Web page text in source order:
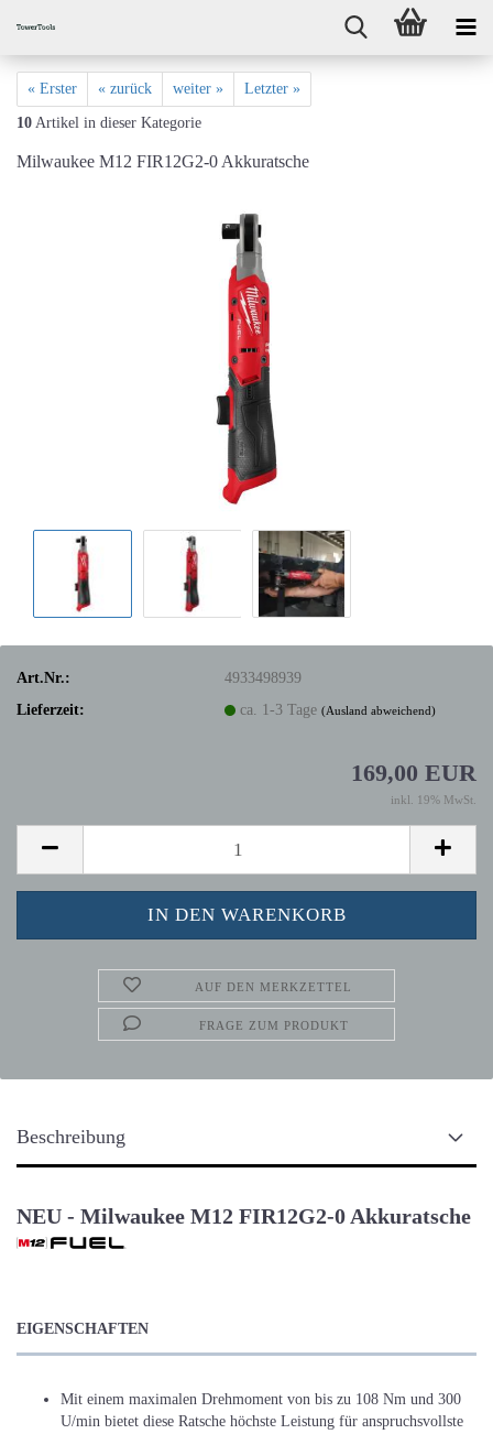
« Erster « zurück weiter » Letzter »
10 Artikel in dieser Kategorie
Milwaukee M12 FIR12G2-0 Akkuratsche
Art.Nr.:
4933498939
Lieferzeit:
ca. 1-3 Tage(Ausland abweichend)
169,00 EUR
inkl. 19% MwSt.
AUF DEN MERKZETTEL
FRAGE ZUM PRODUKT
Beschreibung
NEU - Milwaukee M12 FIR12G2-0 Akkuratsche
EIGENSCHAFTEN
Mit einem maximalen Drehmoment von bis zu 108 Nm und 300
U/min bietet diese Ratsche höchste Leistung für anspruchsvollste